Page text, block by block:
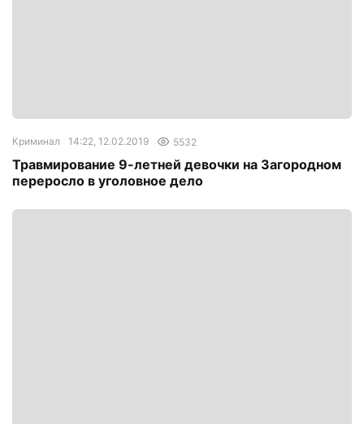
Криминал 14:22, 12.02.2019 5532
Травмирование 9-летней девочки на Загородном
переросло в уголовное дело